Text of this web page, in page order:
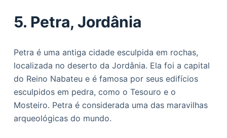
5. Petra, Jordânia
Petra é uma antiga cidade esculpida em rochas,
localizada no deserto da Jordânia. Ela foi a capital
do Reino Nabateu e é famosa por seus edifícios
esculpidos em pedra, como o Tesouro e o
Mosteiro. Petra é considerada uma das maravilhas
arqueológicas do mundo.